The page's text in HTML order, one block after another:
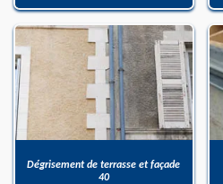
Dégrisement de terrasse et façade
40